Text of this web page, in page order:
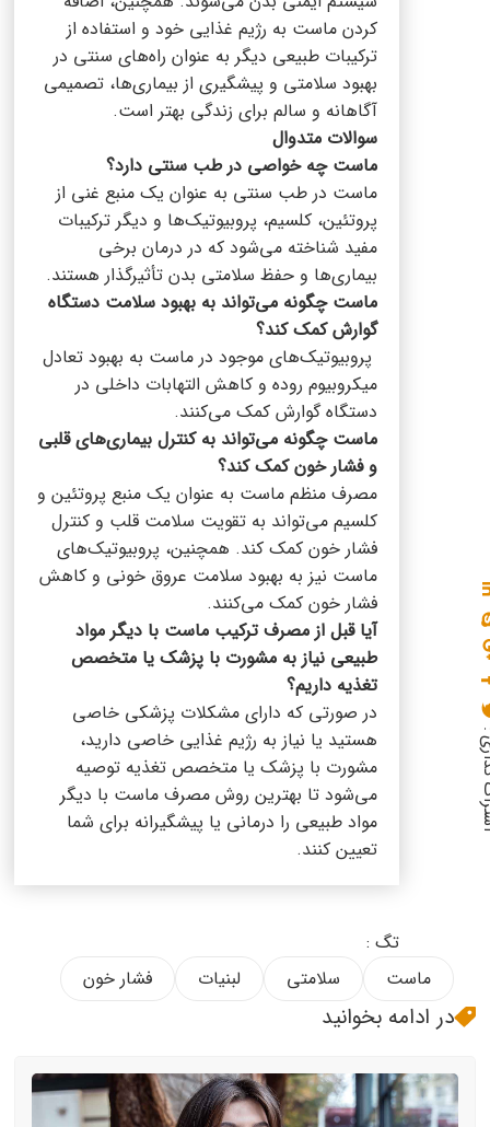
کردن ماست به رژیم غذایی خود و استفاده از
ترکیبات طبیعی دیگر به عنوان راه‌های سنتی در
بهبود سلامتی و پیشگیری از بیماری‌ها، تصمیمی
آگاهانه و سالم برای زندگی بهتر است.
سوالات متدوال
ماست چه خواصی در طب سنتی دارد؟
ماست در طب سنتی به عنوان یک منبع غنی از
پروتئین، کلسیم، پروبیوتیک‌ها و دیگر ترکیبات
مفید شناخته می‌شود که در درمان برخی
بیماری‌ها و حفظ سلامتی بدن تأثیرگذار هستند.
ماست چگونه می‌تواند به بهبود سلامت دستگاه
گوارش کمک کند؟
پروبیوتیک‌های موجود در ماست به بهبود تعادل
میکروبیوم روده و کاهش التهابات داخلی در
دستگاه گوارش کمک می‌کنند.
ماست چگونه می‌تواند به کنترل بیماری‌های قلبی
و فشار خون کمک کند؟
مصرف منظم ماست به عنوان یک منبع پروتئین و
کلسیم می‌تواند به تقویت سلامت قلب و کنترل
فشار خون کمک کند. همچنین، پروبیوتیک‌های
ماست نیز به بهبود سلامت عروق خونی و کاهش
فشار خون کمک می‌کنند.
آیا قبل از مصرف ترکیب ماست با دیگر مواد
طبیعی نیاز به مشورت با پزشک یا متخصص
تغذیه داریم؟
در صورتی که دارای مشکلات پزشکی خاصی
هستید یا نیاز به رژیم غذایی خاصی دارید،
مشورت با پزشک یا متخصص تغذیه توصیه
می‌شود تا بهترین روش مصرف ماست با دیگر
مواد طبیعی را درمانی یا پیشگیرانه برای شما
تعیین کنند.
:
تگ :
ماست
سلامتی لبنیات فشار خون
در ادامه بخوانید